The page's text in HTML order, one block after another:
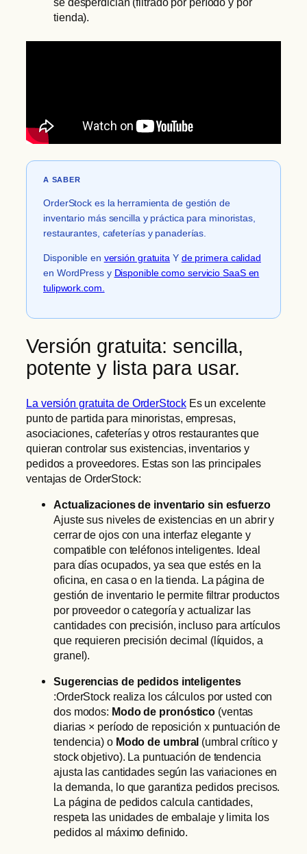
tienda).
A SABER
OrderStock es la herramienta de gestión de
inventario más sencilla y práctica para minoristas,
restaurantes, cafeterías y panaderías.
Disponible en versión gratuita Y de primera calidad
en WordPress y Disponible como servicio SaaS en
tulipwork.com.
Versión gratuita: sencilla,
potente y lista para usar.
La versión gratuita de OrderStockEs un excelente
punto de partida para minoristas, empresas,
asociaciones, cafeterías y otros restaurantes que
quieran controlar sus existencias, inventarios y
pedidos a proveedores. Estas son las principales
ventajas de OrderStock:
Actualizaciones de inventario sin esfuerzo
Ajuste sus niveles de existencias en un abrir y
cerrar de ojos con una interfaz elegante y
compatible con teléfonos inteligentes. Ideal
para días ocupados, ya sea que estés en la
oficina, en casa o en la tienda. La página de
gestión de inventario le permite filtrar productos
por proveedor o categoría y actualizar las
cantidades con precisión, incluso para artículos
que requieren precisión decimal (líquidos, a
granel).
Sugerencias de pedidos inteligentes
:OrderStock realiza los cálculos por usted con
dos modos: Modo de pronóstico (ventas
diarias × período de reposición x puntuación de
tendencia) o Modo de umbral (umbral crítico y
stock objetivo). La puntuación de tendencia
ajusta las cantidades según las variaciones en
la demanda, lo que garantiza pedidos precisos.
La página de pedidos calcula cantidades,
respeta las unidades de embalaje y limita los
pedidos al máximo definido.